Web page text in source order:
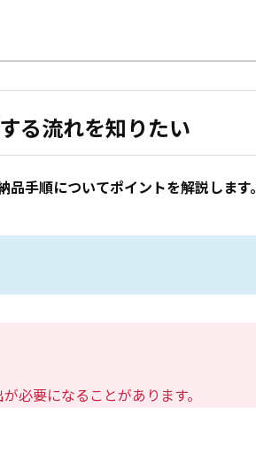
る流れを知りたい
手順についてポイントを解説します。
必要になることがあります。